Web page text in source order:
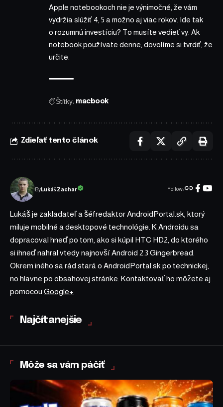
Apple notebookoch nie je výnimočné, že vám
vydržia slúžiť 4, 5 a možno aj viac rokov. Ide tak
o rozumnú investíciu? To musíte vedieť vy. Ak
notebook používate denne, dovolíme si tvrdiť, že
určite.
Štítky: macbook
Zdieľať tento článok
ByLukáš Zachar Follow:
Lukáš je zakladateľ a šéfredaktor AndroidPortal.sk, ktorý
miluje mobilné a desktopové technológie. K Androidu sa
dopracoval hneď po tom, ako si kúpil HTC HD2, do ktorého
si ihneď nahral vtedy najnovší Android 2.3 Gingerbread.
Okrem iného sa rád stará o AndroidPortal.sk po technickej,
no hlavne po obsahovej stránke. Kontaktovať ho môžete aj
pomocou Google+
Najčítanejšie
Môže sa vám páčiť